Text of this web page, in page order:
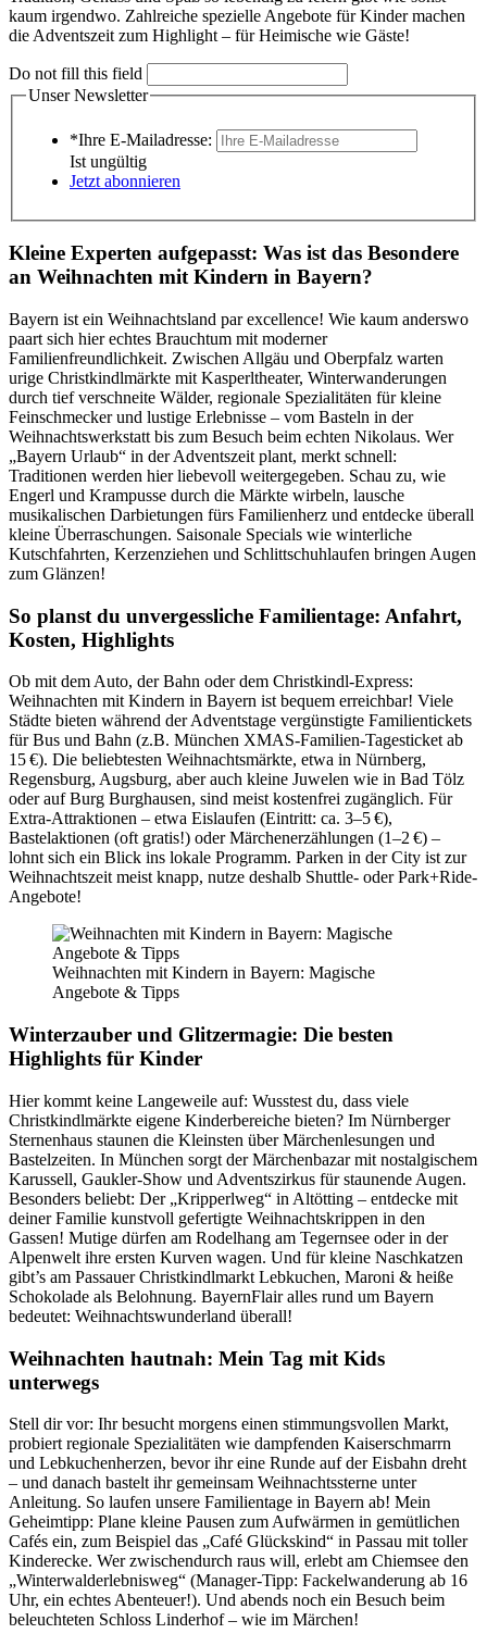
kaum irgendwo. Zahlreiche spezielle Angebote für Kinder machen
die Adventszeit zum Highlight – für Heimische wie Gäste!
Do not fill this field
Unser Newsletter
*Ihre E-Mailadresse:
Ist ungültig
Jetzt abonnieren
Kleine Experten aufgepasst: Was ist das Besondere
an Weihnachten mit Kindern in Bayern?
Bayern ist ein Weihnachtsland par excellence! Wie kaum anderswo
paart sich hier echtes Brauchtum mit moderner
Familienfreundlichkeit. Zwischen Allgäu und Oberpfalz warten
urige Christkindlmärkte mit Kasperltheater, Winterwanderungen
durch tief verschneite Wälder, regionale Spezialitäten für kleine
Feinschmecker und lustige Erlebnisse – vom Basteln in der
Weihnachtswerkstatt bis zum Besuch beim echten Nikolaus. Wer
„Bayern Urlaub“ in der Adventszeit plant, merkt schnell:
Traditionen werden hier liebevoll weitergegeben. Schau zu, wie
Engerl und Krampusse durch die Märkte wirbeln, lausche
musikalischen Darbietungen fürs Familienherz und entdecke überall
kleine Überraschungen. Saisonale Specials wie winterliche
Kutschfahrten, Kerzenziehen und Schlittschuhlaufen bringen Augen
zum Glänzen!
So planst du unvergessliche Familientage: Anfahrt,
Kosten, Highlights
Ob mit dem Auto, der Bahn oder dem Christkindl-Express:
Weihnachten mit Kindern in Bayern ist bequem erreichbar! Viele
Städte bieten während der Adventstage vergünstigte Familientickets
für Bus und Bahn (z.B. München XMAS-Familien-Tagesticket ab
15 €). Die beliebtesten Weihnachtsmärkte, etwa in Nürnberg,
Regensburg, Augsburg, aber auch kleine Juwelen wie in Bad Tölz
oder auf Burg Burghausen, sind meist kostenfrei zugänglich. Für
Extra-Attraktionen – etwa Eislaufen (Eintritt: ca. 3–5 €),
Bastelaktionen (oft gratis!) oder Märchenerzählungen (1–2 €) –
lohnt sich ein Blick ins lokale Programm. Parken in der City ist zur
Weihnachtszeit meist knapp, nutze deshalb Shuttle- oder Park+Ride-
Angebote!
Weihnachten mit Kindern in Bayern: Magische
Angebote & Tipps
Winterzauber und Glitzermagie: Die besten
Highlights für Kinder
Hier kommt keine Langeweile auf: Wusstest du, dass viele
Christkindlmärkte eigene Kinderbereiche bieten? Im Nürnberger
Sternenhaus staunen die Kleinsten über Märchenlesungen und
Bastelzeiten. In München sorgt der Märchenbazar mit nostalgischem
Karussell, Gaukler-Show und Adventszirkus für staunende Augen.
Besonders beliebt: Der „Kripperlweg“ in Altötting – entdecke mit
deiner Familie kunstvoll gefertigte Weihnachtskrippen in den
Gassen! Mutige dürfen am Rodelhang am Tegernsee oder in der
Alpenwelt ihre ersten Kurven wagen. Und für kleine Naschkatzen
gibt’s am Passauer Christkindlmarkt Lebkuchen, Maroni & heiße
Schokolade als Belohnung. BayernFlair alles rund um Bayern
bedeutet: Weihnachtswunderland überall!
Weihnachten hautnah: Mein Tag mit Kids
unterwegs
Stell dir vor: Ihr besucht morgens einen stimmungsvollen Markt,
probiert regionale Spezialitäten wie dampfenden Kaiserschmarrn
und Lebkuchenherzen, bevor ihr eine Runde auf der Eisbahn dreht
– und danach bastelt ihr gemeinsam Weihnachtssterne unter
Anleitung. So laufen unsere Familientage in Bayern ab! Mein
Geheimtipp: Plane kleine Pausen zum Aufwärmen in gemütlichen
Cafés ein, zum Beispiel das „Café Glückskind“ in Passau mit toller
Kinderecke. Wer zwischendurch raus will, erlebt am Chiemsee den
„Winterwalderlebnisweg“ (Manager-Tipp: Fackelwanderung ab 16
Uhr, ein echtes Abenteuer!). Und abends noch ein Besuch beim
beleuchteten Schloss Linderhof – wie im Märchen!